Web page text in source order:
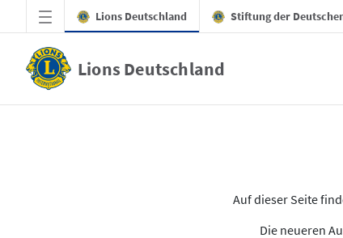
Zum Hauptinhalt springen
Lions Deutschland Stiftung der
Lions Deutschland
Auf dieser Seite
Die neueren